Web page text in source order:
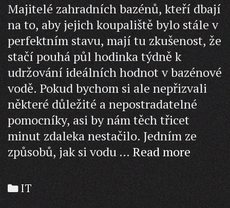
Majitelé zahradních bazénů, kteří dbají
na to, aby jejich koupaliště bylo stále v
perfektním stavu, mají tu zkušenost, že
stačí pouhá půl hodinka týdně k
udržování ideálních hodnot v bazénové
vodě. Pokud bychom si ale nepřizvali
některé důležité a nepostradatelné
pomocníky, asi by nám těch třicet
minut zdaleka nestačilo. Jedním ze
způsobů, jak si vodu …Read moreSůl
je
prostě
Categories
IT